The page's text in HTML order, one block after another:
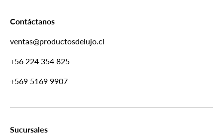
Contáctanos
ventas@productosdelujo.cl
+56 224 354 825
+569 5169 9907
Sucursales